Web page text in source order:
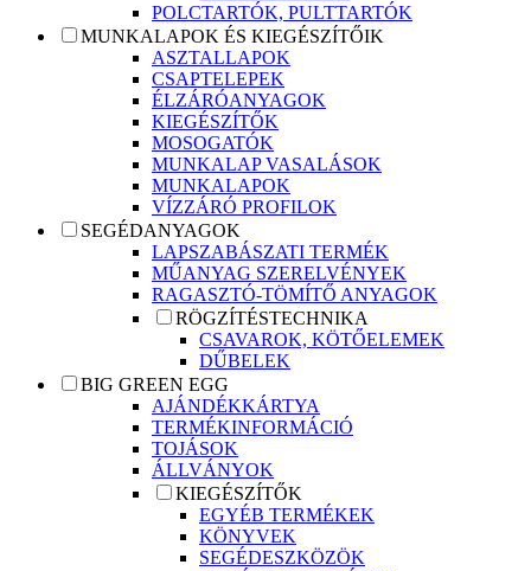
POLCTARTÓK, PULTTARTÓK
MUNKALAPOK ÉS KIEGÉSZÍTŐIK
ASZTALLAPOK
CSAPTELEPEK
ÉLZÁRÓANYAGOK
KIEGÉSZÍTŐK
MOSOGATÓK
MUNKALAP VASALÁSOK
MUNKALAPOK
VÍZZÁRÓ PROFILOK
SEGÉDANYAGOK
LAPSZABÁSZATI TERMÉK
MŰANYAG SZERELVÉNYEK
RAGASZTÓ-TÖMÍTŐ ANYAGOK
RÖGZÍTÉSTECHNIKA
CSAVAROK, KÖTŐELEMEK
DŰBELEK
BIG GREEN EGG
AJÁNDÉKKÁRTYA
TERMÉKINFORMÁCIÓ
TOJÁSOK
ÁLLVÁNYOK
KIEGÉSZÍTŐK
EGYÉB TERMÉKEK
KÖNYVEK
SEGÉDESZKÖZÖK